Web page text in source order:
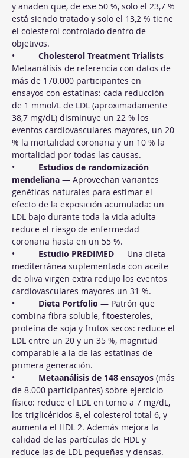
y añaden que, de ese 50 %, solo el 23,7 %
está siendo tratado y solo el 13,2 % tiene
el colesterol controlado dentro de
objetivos.
• Cholesterol Treatment Trialists —
Metaanálisis de referencia con datos de
más de 170.000 participantes en
ensayos con estatinas: cada reducción
de 1 mmol/L de LDL (aproximadamente
38,7 mg/dL) disminuye un 22 % los
eventos cardiovasculares mayores, un 20
% la mortalidad coronaria y un 10 % la
mortalidad por todas las causas.
• Estudios de randomización
mendeliana — Aprovechan variantes
genéticas naturales para estimar el
efecto de la exposición acumulada: un
LDL bajo durante toda la vida adulta
reduce el riesgo de enfermedad
coronaria hasta en un 55 %.
• Estudio PREDIMED — Una dieta
mediterránea suplementada con aceite
de oliva virgen extra redujo los eventos
cardiovasculares mayores un 31 %.
• Dieta Portfolio — Patrón que
combina fibra soluble, fitoesteroles,
proteína de soja y frutos secos: reduce el
LDL entre un 20 y un 35 %, magnitud
comparable a la de las estatinas de
primera generación.
• Metaanálisis de 148 ensayos (más
de 8.000 participantes) sobre ejercicio
físico: reduce el LDL en torno a 7 mg/dL,
los triglicéridos 8, el colesterol total 6, y
aumenta el HDL 2. Además mejora la
calidad de las partículas de HDL y
reduce las de LDL pequeñas y densas.